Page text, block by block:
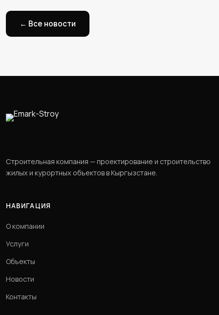
← Все новости
Строительная компания — проектирование и строительство
жилых и курортных объектов в Кыргызстане.
НАВИГАЦИЯ
О компании
Услуги
Объекты
Новости
Контакты